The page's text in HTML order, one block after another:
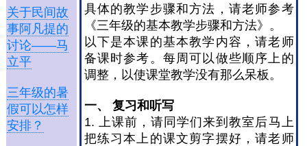
关于民间故
事阿凡提的
讨论——马
立平
三年级的暑
假可以怎样
安排？
具体的教学步骤和方法，请老师参考
《三年级的基本教学步骤和方法》。
以下是本课的基本教学内容，请老师
备课时参考。每周可以做些顺序上的
调整，以使课堂教学没有那么呆板。
一、
复习和听写
1. 上课前，请同学们来到教室后马上
把练习本上的课文剪字摆好，请老师